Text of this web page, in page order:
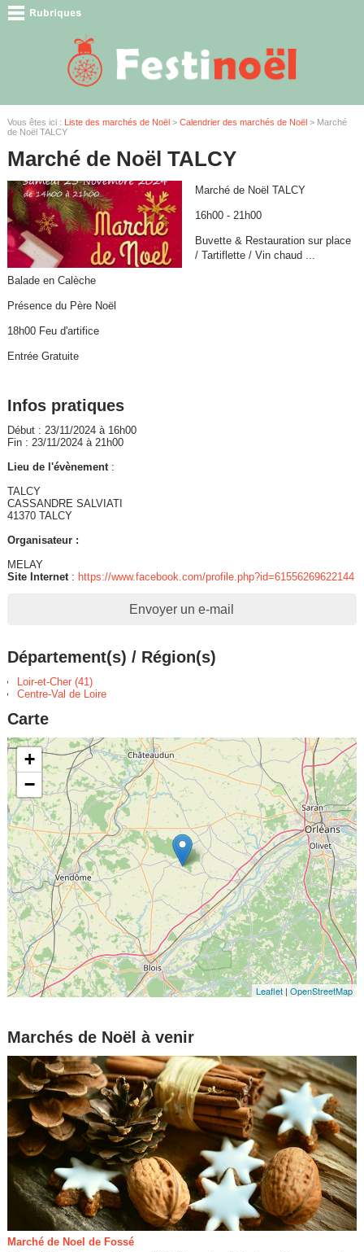
Vous êtes ici : Liste des marchés de Noël> Calendrier des marchés de Noël> Marché
de Noël TALCY
Marché de Noël TALCY
Marché de Noël TALCY
16h00 - 21h00
Buvette & Restauration sur place
/ Tartiflette / Vin chaud ...
Balade en Calèche
Présence du Père Noël
18h00 Feu d'artifice
Entrée Gratuite
Infos pratiques
Début : 23/11/2024 à 16h00
Fin : 23/11/2024 à 21h00
Lieu de l'évènement:
TALCY
CASSANDRE SALVIATI
41370 TALCY
Organisateur :
MELAY
Site Internet: https://www.facebook.com/profile.php?id=61556269622144
Envoyer un e-mail
Département(s) / Région(s)
Loir-et-Cher (41)
Centre-Val de Loire
Carte
+
−
Leaflet |OpenStreetMap
Marchés de Noël à venir
Marché de Noel de Fossé